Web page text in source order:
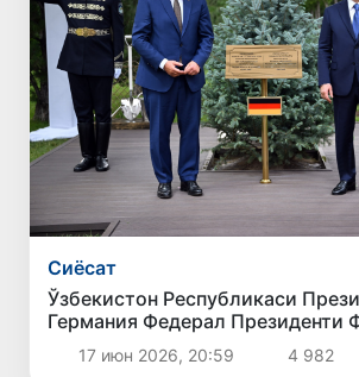
Сиёсат
Ўзбекистон Республикаси
Германия Федерал Президенти
меҳмонлар хиёбонида дарахт
17 июн 2026, 20:59 4 982